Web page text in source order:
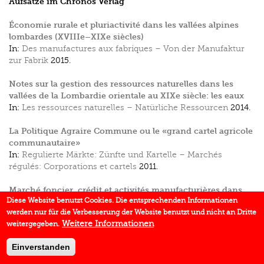
Économie rurale et pluriactivité dans les vallées alpines
lombardes (XVIIIe–XIXe siècles)
In: Des manufactures aux fabriques – Von der Manufaktur
zur Fabrik 2015.
Notes sur la gestion des ressources naturelles dans les
vallées de la Lombardie orientale au XIXe siècle: les eaux
In: Les ressources naturelles – Natürliche Ressourcen 2014.
La Politique Agraire Commune ou le «grand cartel agricole
communautaire»
In: Regulierte Märkte: Zünfte und Kartelle – Marchés
régulés: Corporations et cartels 2011.
Marché foncier, crédit et activités manufacturières dans
les Alpes: le cas des vallées de la Lombardie orientale
(XVIIIe–XIXe siècles)
In:Tradition und Modernität 2007.
Diese Website benutzt Cookies. Die entsprechenden Informationen
werden nur für die Verbesserung der Website benutzt und nicht an Dritte
weitergegeben. Weitere Informationen
Einverstanden